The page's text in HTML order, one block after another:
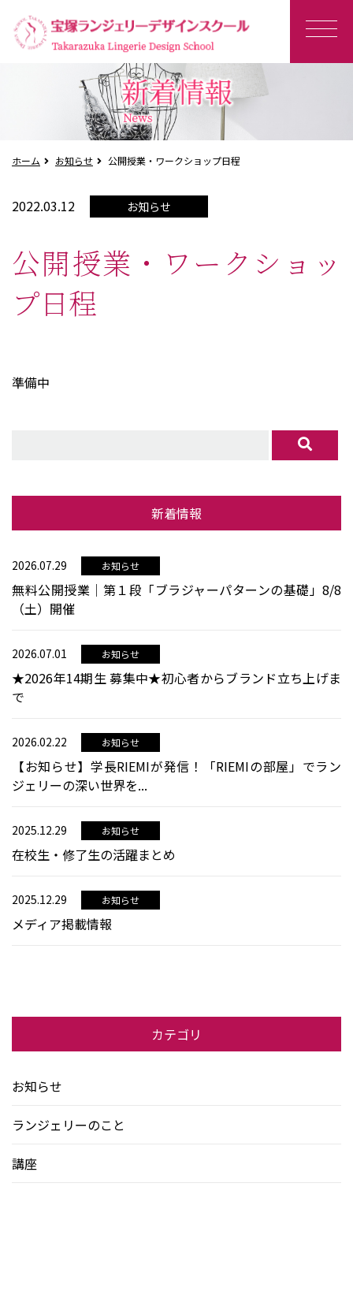
ホーム お知らせ 公開授業・ワークショップ日程
2022.03.12 お知らせ
公開授業・ワークショッ
プ日程
準備中
新着情報
2026.07.29 お知らせ
無料公開授業│第１段「ブラジャーパターンの基礎」8/8
（土）開催
2026.07.01 お知らせ
★2026年14期生 募集中★初心者からブランド立ち上げま
で
2026.02.22 お知らせ
【お知らせ】学長RIEMIが発信！「RIEMIの部屋」でラン
ジェリーの深い世界を...
2025.12.29 お知らせ
在校生・修了生の活躍まとめ
2025.12.29 お知らせ
メディア掲載情報
カテゴリ
お知らせ
ランジェリーのこと
講座